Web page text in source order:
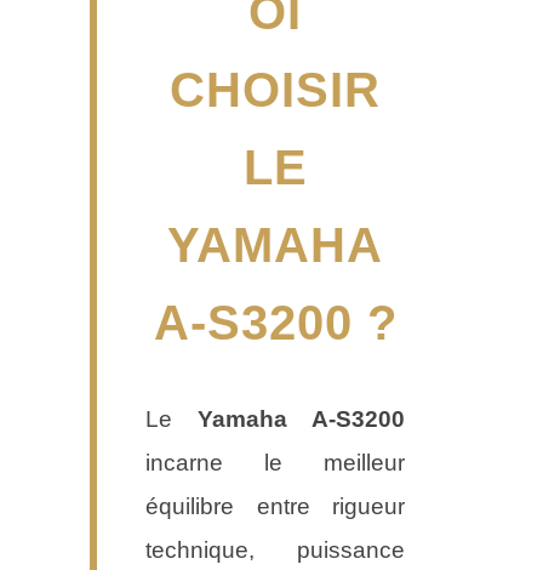
OI
CHOISIR
LE
YAMAHA
A-S3200 ?
Le Yamaha A-S3200
incarne le meilleur
équilibre entre rigueur
technique, puissance